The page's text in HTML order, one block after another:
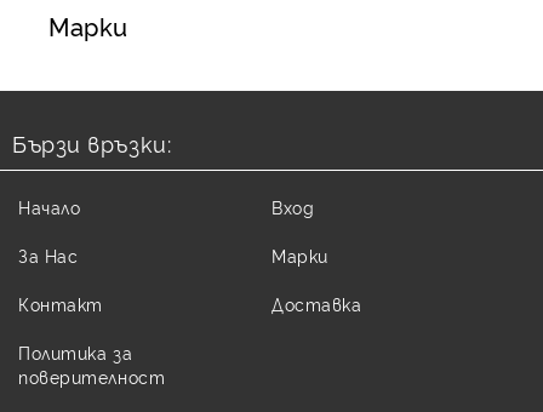
Марки
Бързи връзки:
Начало
За Нас
Контакт
Политика за
поверителност
Вход
Марки
Доставка